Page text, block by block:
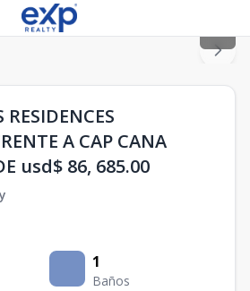
RESIDENCES
A CAP CANA
usd$ 86, 685.00
1
Baños
PROYECTOS FRENTE A CAP